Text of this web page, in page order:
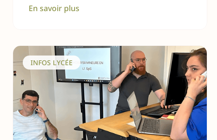
En savoir plus
INFOS LYCÉE